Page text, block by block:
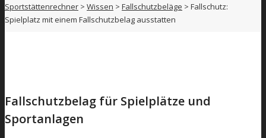
Sportstättenrechner > Wissen > Fallschutzbeläge > Fallschutz:
Spielplatz mit einem Fallschutzbelag ausstatten
Fallschutzbelag für Spielplätze und
Sportanlagen